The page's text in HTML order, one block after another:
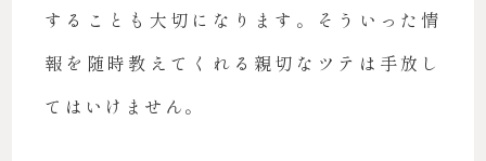
することも大切になります。そういった情
報を随時教えてくれる親切なツテは手放し
てはいけません。